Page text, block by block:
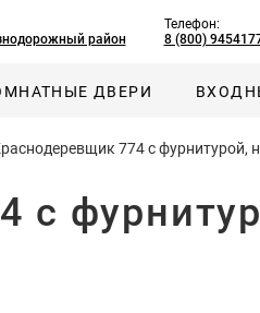
район
Телефон:
8 (800)
ДВЕРИ
774 с фурнитурой,
с